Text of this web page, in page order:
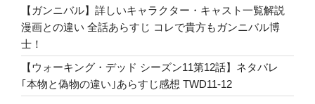
あ
ら
す
じ
【ガンニバル】詳しいキャラクター・キャスト一覧解説
漫画との違い 全話あらすじ コレで貴方もガンニバル博
士！
【ウォーキング・デッド シーズン11第12話】ネタバレ
｢本物と偽物の違い｣あらすじ感想 TWD11-12